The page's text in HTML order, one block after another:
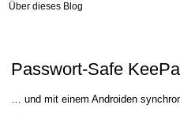
Über dieses Blog
Passwort-Safe
… und mit einem Androiden